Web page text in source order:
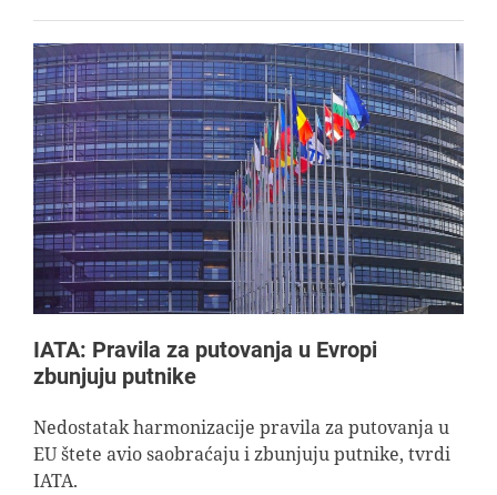
IATA: Pravila za putovanja u Evropi
zbunjuju putnike
Nedostatak harmonizacije pravila za putovanja u
EU štete avio saobraćaju i zbunjuju putnike, tvrdi
IATA.